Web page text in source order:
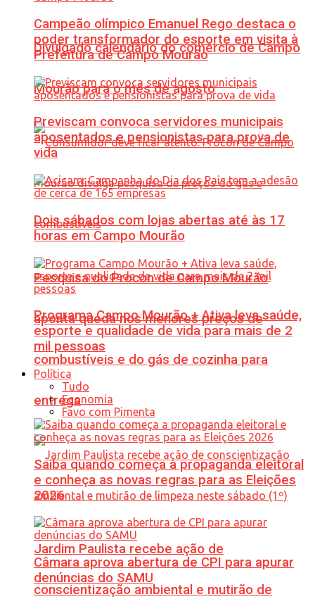
Divulgado calendário do comércio de Campo
Mourão para o mês de agosto
Pesquisa do Procon de Campo Mourão
aponta queda nos menores preços de
combustíveis e do gás de cozinha para
entrega
Jardim Paulista recebe ação de
conscientização ambiental e mutirão de
Campeão olímpico Emanuel Rego destaca o
poder transformador do esporte em visita à
Prefeitura de Campo Mourão
Previscam convoca servidores municipais
aposentados e pensionistas para prova de
vida
Dois sábados com lojas abertas até às 17
horas em Campo Mourão
Programa Campo Mourão + Ativa leva saúde,
esporte e qualidade de vida para mais de 2
mil pessoas
Política
Tudo
Economia
Favo com Pimenta
Saiba quando começa a propaganda eleitoral
e conheça as novas regras para as Eleições
2026
Câmara aprova abertura de CPI para apurar
denúncias do SAMU